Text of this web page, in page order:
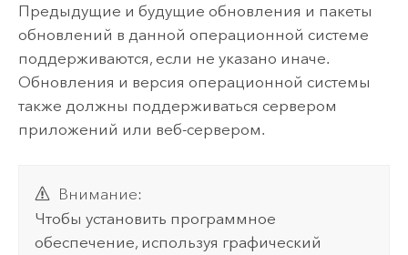
Предыдущие и будущие обновления и пакеты
обновлений в данной операционной системе
поддерживаются, если не указано иначе.
Обновления и версия операционной системы
также должны поддерживаться сервером
приложений или веб-сервером.
Внимание:
Чтобы установить программное
обеспечение, используя графический